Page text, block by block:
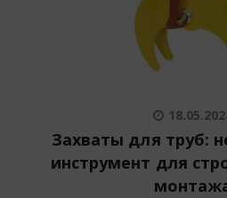
Захваты для труб:
инструмент для